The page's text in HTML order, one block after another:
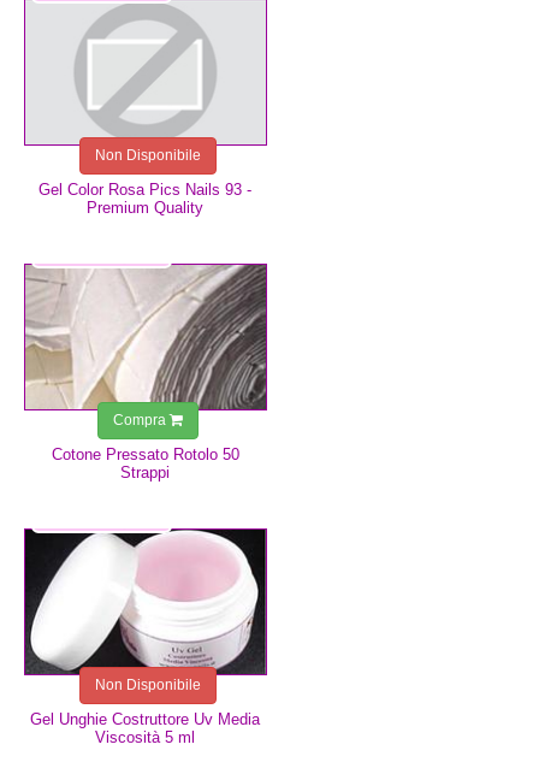
Gel Color Rosa Pics Nails 93 -
Premium Quality
Non Disponibile
Cotone Pressato Rotolo 50
Strappi
Compra
Gel Unghie Costruttore Uv Media
Viscosità 5 ml
Non Disponibile